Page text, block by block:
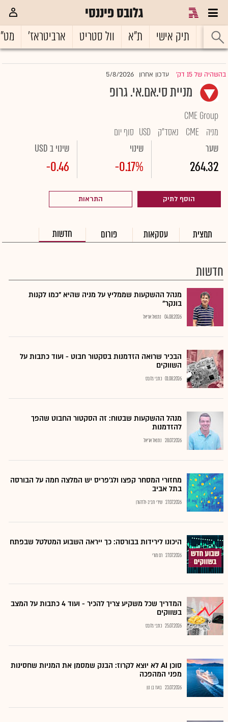
גלובס פיננסי
ראשי תיק אישי ת"א וול סטריט ארביטראז'
בהשהיה של 15 דק' |עדכון אחרון 5/8/2026
מניית סי.אם.אי. גרופ
CME Group
מניה CME נאסד"ק USD סוף יום
שער
264.32
שינוי
-0.17%
שינוי ב USD
-0.46
הוסף לתיק התראות
תמצית עסקאות פורום חדשות
חדשות
מנהל ההשקעות שממליץ על מניה שהיא "כמו לקנות
בונקר"
04.08.2026 נתנאל אריאל
הבכיר שרואה הזדמנות בסקטור חבוט - ועוד כתבות על
השווקים
01.08.2026 כתבי גלובס
מנהל ההשקעות שבטוח: זה הסקטור החבוט שהפך
להזדמנות
28.07.2026 נתנאל אריאל
מחזורי המסחר קפצו ולג'פריס יש המלצה חמה על הבורסה
בתל אביב
27.07.2026 שירי חביב-ולדהורן
היכונו לירידות בבורסה: כך ייראה השבוע המטלטל שבפתח
27.07.2026 רם מורי
המדריך שכל משקיע צריך להכיר - ועוד 4 כתבות על המצב
בשווקים
25.07.2026 כתבי גלובס
סוכן AI לא יוצא לקרוז: הבנק שמסמן את המניות שחסינות
מפני המהפכה
23.07.2026 בועז בן נון